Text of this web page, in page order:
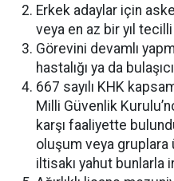
Erkek adaylar için
veya en az bir yıl
Görevini devamlı
hastalığı ya da
667 sayılı KHK
Milli Güvenlik
karşı faaliyette
oluşum veya
iltisakı yahut bunlarla